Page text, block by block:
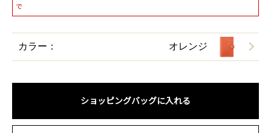
で
カラー： オレンジ
ショッピングバッグに入れる